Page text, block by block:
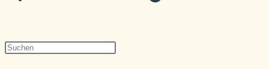
umschalten
Press